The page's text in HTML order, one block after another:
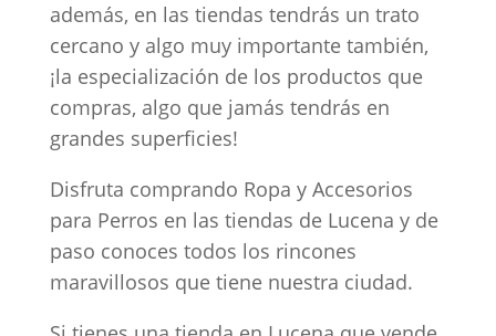
además, en las tiendas tendrás un trato
cercano y algo muy importante también,
¡la especialización de los productos que
compras, algo que jamás tendrás en
grandes superficies!
Disfruta comprando Ropa y Accesorios
para Perros en las tiendas de Lucena y de
paso conoces todos los rincones
maravillosos que tiene nuestra ciudad.